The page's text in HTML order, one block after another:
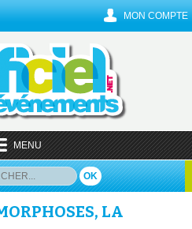
MON COMPTE
MENU
OK
LA